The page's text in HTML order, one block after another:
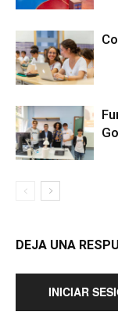
DEJA UNA
INICIAR